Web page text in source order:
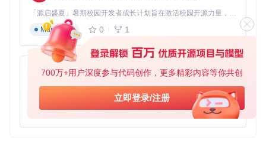
700万+用户深度参与代码创作，更多精彩内容等你共创
立即登录/注册
⚠️ 注意：测试主题时，使用
ation.md命令可以显示详细的加载过程，帮助定位问题。
不要直接修改Cleaver安装目录中的默认模板，这会导致更
新困难。
高级技巧：突破主题开发瓶颈
为什么有些主题能够实现令人惊叹的效果，而你的主题却显得
平淡无奇？关键在于掌握高级定制技巧。这些技术可以帮助你
突破基础主题的限制，创造真正独特的演示体验。
Mustache模板引擎的高级应用是主题定制的核心。除了基本
「源启盛夏」暑期校园开发者成长计划旨在激活校园开源力量，通过积分激励、认证扶持、资源倾斜等形式，引导高校组织和开发者完成「入驻 — 建项目 — 做贡献 — 获认证 — 得资源」的完整闭环。无论你是想带领社团入驻平台的组织者，还是希望用代码贡献证明自己的开发者，都能在这里找到属于你的成长路径。
Markdown
0 1
py-xiaozhi
基于Python的Xiaozhi AI，适用于想要完整Xiaozhi体验而无需拥有专用硬件的用户。
Python
0 1